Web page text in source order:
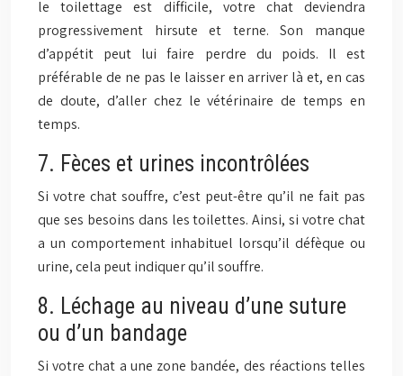
le toilettage est difficile, votre chat deviendra
progressivement hirsute et terne. Son manque
d’appétit peut lui faire perdre du poids. Il est
préférable de ne pas le laisser en arriver là et, en cas
de doute, d’aller chez le vétérinaire de temps en
temps.
7. Fèces et urines incontrôlées
Si votre chat souffre, c’est peut-être qu’il ne fait pas
que ses besoins dans les toilettes. Ainsi, si votre chat
a un comportement inhabituel lorsqu’il défèque ou
urine, cela peut indiquer qu’il souffre.
8. Léchage au niveau d’une suture
ou d’un bandage
Si votre chat a une zone bandée, des réactions telles